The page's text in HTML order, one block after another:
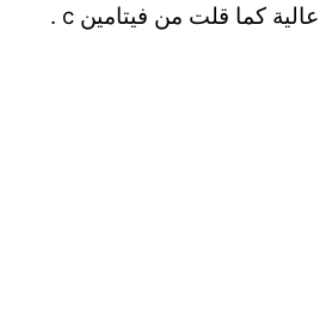
عالية كما قلت من فيتامين c
.